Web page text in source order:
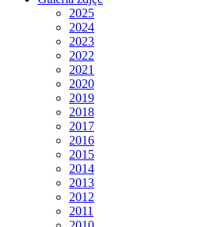
2025
2024
2023
2022
2021
2020
2019
2018
2017
2016
2015
2014
2013
2012
2011